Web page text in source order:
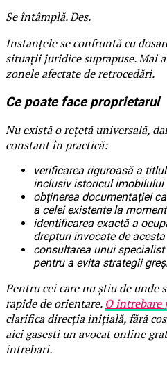
Se întâmplă. Des.
Instanțele se confruntă cu
situații juridice suprapuse. Mai
zonele afectate de retrocedări.
Ce poate face proprietarul
Nu există o rețetă universală,
constant în practică:
verificarea riguroasă a
inclusiv istoricul imobilului
obținerea documentației
a celei existente la
identificarea exactă a
drepturi invocate de acesta
consultarea unui
pentru a evita strategii
Pentru cei care nu știu de unde
rapide de orientare. O intrebare
clarifica direcția inițială, fără
aici gasesti un avocat online
intrebari.